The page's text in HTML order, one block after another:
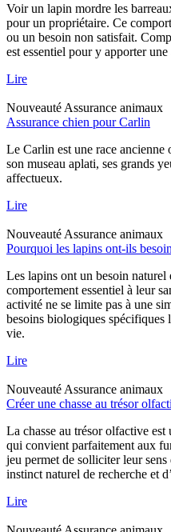
Voir un lapin mordre les
pour un propriétaire. Ce
ou un besoin non satisfait.
est essentiel pour y apporter
Lire
Nouveauté Assurance animaux
Assurance chien pour Carlin
Le Carlin est une race ancienne
son museau aplati, ses grands
affectueux.
Lire
Nouveauté Assurance animaux
Pourquoi les lapins ont-ils
Les lapins ont un besoin naturel
comportement essentiel à leur
activité ne se limite pas à une
besoins biologiques spécifiques
vie.
Lire
Nouveauté Assurance animaux
Créer une chasse au trésor
La chasse au trésor olfactive
qui convient parfaitement aux
jeu permet de solliciter leur
instinct naturel de recherche et
Lire